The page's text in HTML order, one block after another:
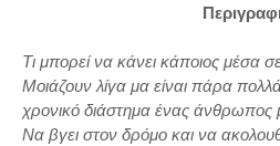
Τι μπορεί να κάνει κάποιος μέσα
Μοιάζουν λίγα μα είναι πάρα
χρονικό διάστημα ένας άνθρωπος
Να βγει στον δρόμο και να